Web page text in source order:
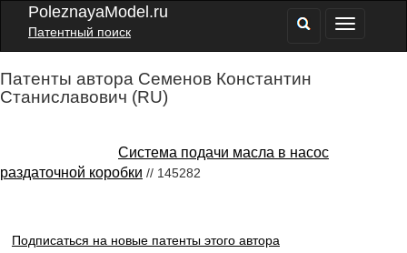
PoleznayaModel.ru
Патентный поиск
Патенты автора Семенов Константин
Станиславович (RU)
Система подачи масла в насос
раздаточной коробки // 145282
Подписаться на новые патенты этого автора